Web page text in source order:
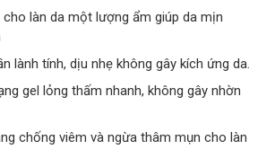
cho làn da một lượng ẩm giúp da mịn
lành tính, dịu nhẹ không gây kích ứng da.
gel lỏng thấm nhanh, không gây nhờn
chống viêm và ngừa thâm mụn cho làn